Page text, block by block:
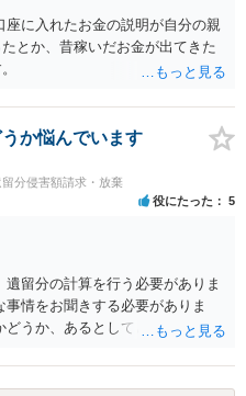
に入れたお金の説明が自分の親
とか、昔稼いだお金が出てきた
か悩んでいます
留分侵害額請求・放棄
役にたった 5
留分の計算を行う必要がありま
情をお聞きする必要がありま
うか、あるとしてどの程度の金